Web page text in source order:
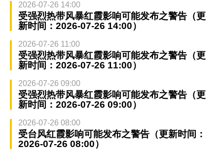
2026-07-26 14:00
受强烈热带风暴红霞影响可能发布之警告（更
新时间：2026-07-26 14:00）
2026-07-26 11:00
受强烈热带风暴红霞影响可能发布之警告（更
新时间：2026-07-26 11:00）
2026-07-26 09:00
受强烈热带风暴红霞影响可能发布之警告（更
新时间：2026-07-26 09:00）
2026-07-26 08:00
受台风红霞影响可能发布之警告（更新时间：
2026-07-26 08:00）